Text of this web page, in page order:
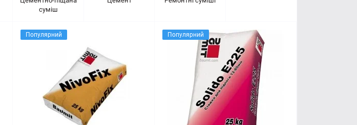
суміш
Популярний Популярний